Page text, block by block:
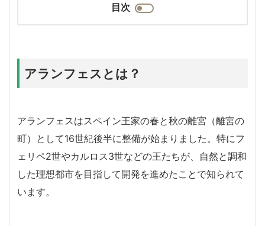
目次
アランフェスとは？
アランフェスはスペイン王家の春と秋の離宮（離宮の
町）として16世紀後半に整備が始まりました。特にフ
ェリペ2世やカルロス3世などの王たちが、自然と調和
した理想都市を目指して開発を進めたことで知られて
います。